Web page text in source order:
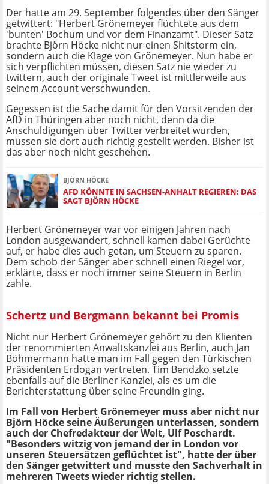
Der hatte am 29. September folgendes über den Sänger
getwittert: "Herbert Grönemeyer flüchtete aus dem
'bunten' Bochum und vor dem Finanzamt". Dieser Satz
brachte Björn Höcke nicht nur einen Shitstorm ein,
sondern auch die Klage von Grönemeyer. Nun habe er
sich verpflichten müssen, diesen Satz nie wieder zu
twittern, auch der originale Tweet ist mittlerweile aus
seinem Account verschwunden.
Gegessen ist die Sache damit für den Vorsitzenden der
AfD in Thüringen aber noch nicht, denn da die
Anschuldigungen über Twitter verbreitet wurden,
müssen sie dort auch richtig gestellt werden. Bisher ist
das aber noch nicht geschehen.
BJÖRN HÖCKE
AFD KÖNNTE IN SACHSEN-ANHALT REGIEREN: DAS
SAGT BJÖRN HÖCKE
Herbert Grönemeyer war vor einigen Jahren nach
London ausgewandert, schnell kamen dabei Gerüchte
auf, er habe dies auch getan, um Steuern zu sparen.
Dem schob der Sänger aber schnell einen Riegel vor,
erklärte, dass er noch immer seine Steuern in Berlin
zahle.
Schertz und Bergmann bekannt bei Promis
Nicht nur Herbert Grönemeyer gehört zu den Klienten
der renommierten Anwaltskanzlei aus Berlin, auch Jan
Böhmermann hatte man im Fall gegen den Türkischen
Präsidenten Erdogan vertreten. Tim Bendzko setzte
ebenfalls auf die Berliner Kanzlei, als es um die
Berichterstattung über seine Freundin ging.
Im Fall von Herbert Grönemeyer muss aber nicht nur
Björn Höcke seine Äußerungen unterlassen, sondern
auch der Chefredakteur der Welt, Ulf Poschardt.
"Besonders witzig von jemand der in London vor
unseren Steuersätzen geflüchtet ist", hatte der über
den Sänger getwittert und musste den Sachverhalt in
mehreren Tweets wieder richtig stellen.